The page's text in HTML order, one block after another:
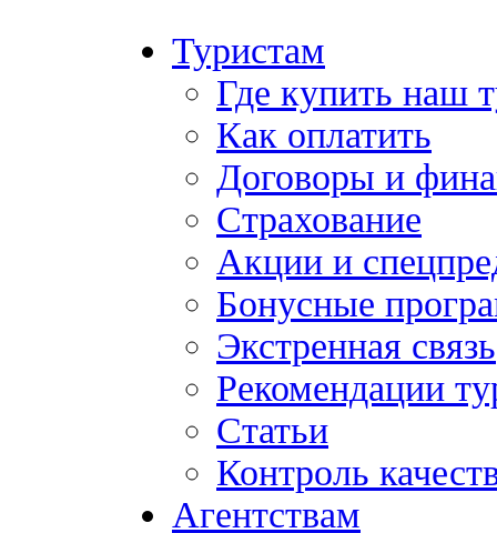
Туристам
Где купить наш
Как оплатить
Договоры и
Страхование
Акции и
Бонусные
Экстренная связь
Рекомендации
Статьи
Контроль
Агентствам